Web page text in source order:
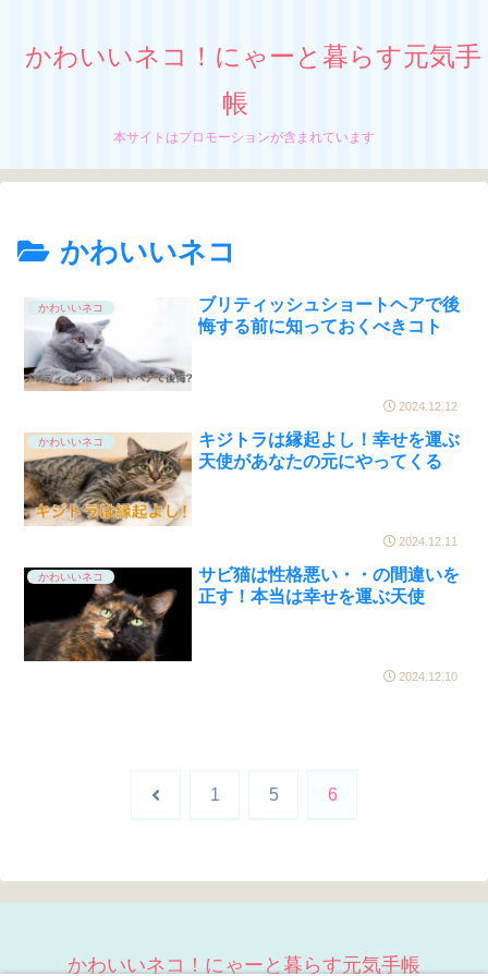
かわいいネコ！にゃーと暮らす元気手
帳
本サイトはプロモーションが含まれています
かわいいネコ
かわいいネコ
ブリティッシュショートヘアで後
悔する前に知っておくべきコト
2024.12.12
かわいいネコ
キジトラは縁起よし！幸せを運ぶ
天使があなたの元にやってくる
2024.12.11
かわいいネコ
サビ猫は性格悪い・・の間違いを
正す！本当は幸せを運ぶ天使
2024.12.10
前 1 5 6
かわいいネコ！にゃーと暮らす元気手帳